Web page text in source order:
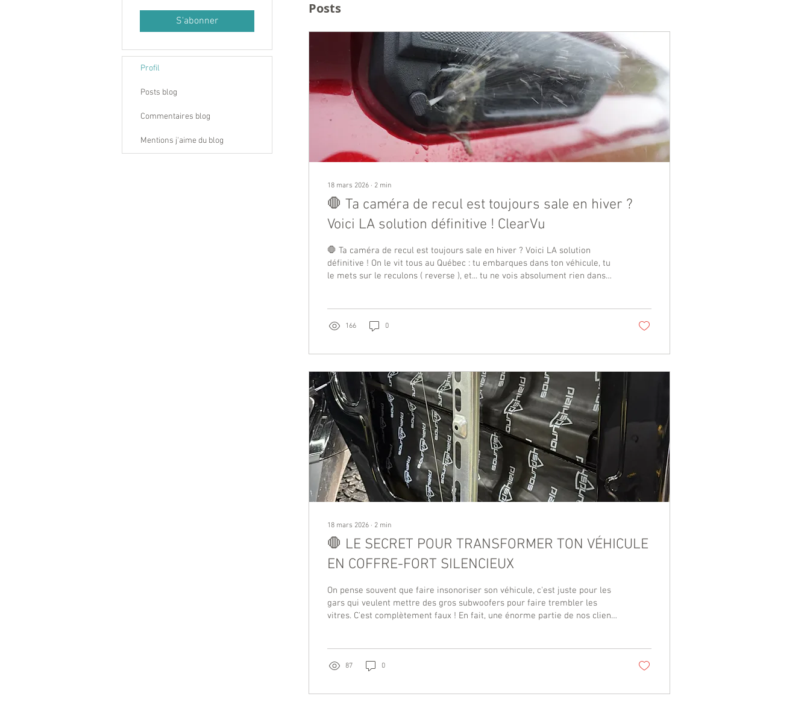
Posts
18 mars 2026 ∙ 2 min
🛑 Ta caméra de recul est toujours sale en hiver ?
Voici LA solution définitive ! ClearVu
🛑 Ta caméra de recul est toujours sale en hiver ? Voici LA solution
définitive ! On le vit tous au Québec : tu embarques dans ton véhicule, tu
le mets sur le reculons ( reverse ), et... tu ne vois absolument rien dans
salir les mains au passage). C'est fâchant, c'est...
166 0
18 mars 2026 ∙ 2 min
🛑 LE SECRET POUR TRANSFORMER TON VÉHICULE
EN COFFRE-FORT SILENCIEUX
On pense souvent que faire insonoriser son véhicule, c'est juste pour les
gars qui veulent mettre des gros subwoofers pour faire trembler les
vitres. C'est complètement faux ! En fait, une énorme partie de nos clients
résultat ? Les portes et les planchers sont de grosses boîtes de tôle...
87 0
S'abonner
Profil
Posts blog
Commentaires blog
Mentions j'aime du blog